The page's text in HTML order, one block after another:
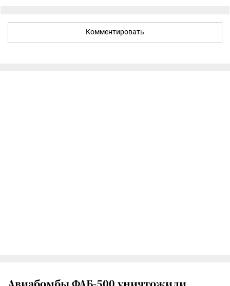
Комментировать
Авиабомбы ФАБ-500 уничтожили